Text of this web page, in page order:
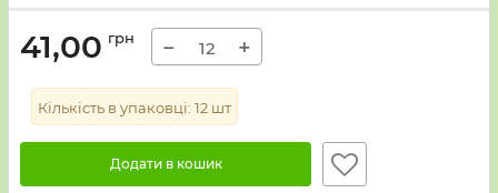
41,00 грн − +
Кількість в упаковці: 12 шт
Додати в кошик